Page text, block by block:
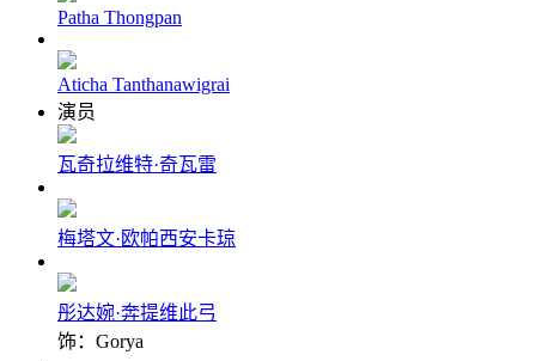
Patha Thongpan
Aticha Tanthanawigrai
演员
瓦奇拉维特·奇瓦雷
梅塔文·欧帕西安卡琼
彤达婉·奔提维此弓
饰：Gorya